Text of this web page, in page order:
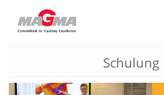
MAGMA Europa, Deutschland
DE
Schulung